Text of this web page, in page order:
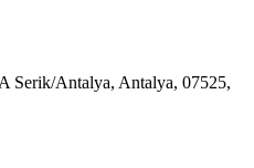
Serik/Antalya, Antalya, 07525,